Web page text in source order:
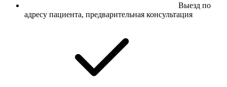
Выезд по
адресу пациента, предварительная консультация